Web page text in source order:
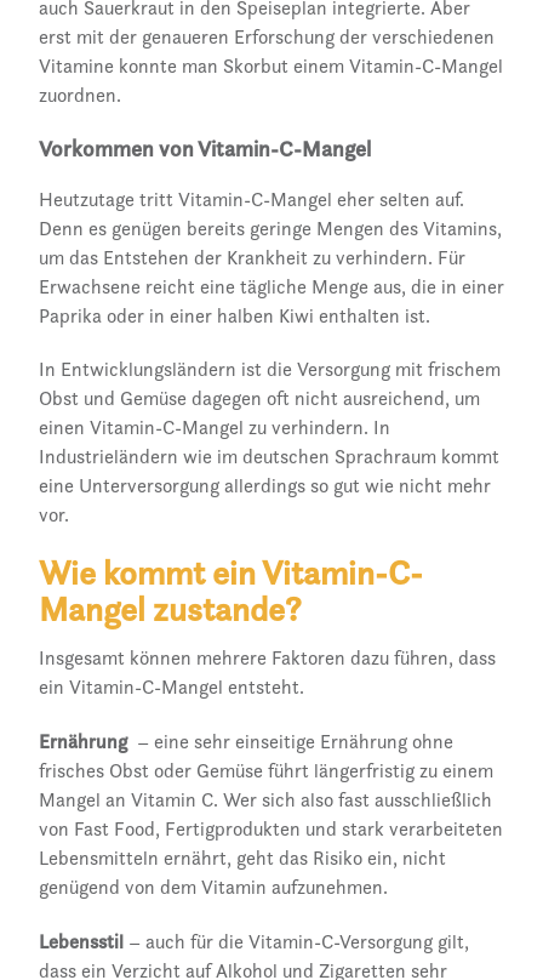
auch Sauerkraut in den Speiseplan integrierte. Aber
erst mit der genaueren Erforschung der verschiedenen
Vitamine konnte man Skorbut einem Vitamin-C-Mangel
zuordnen.
Vorkommen von Vitamin-C-Mangel
Heutzutage tritt Vitamin-C-Mangel eher selten auf.
Denn es genügen bereits geringe Mengen des Vitamins,
um das Entstehen der Krankheit zu verhindern. Für
Erwachsene reicht eine tägliche Menge aus, die in einer
Paprika oder in einer halben Kiwi enthalten ist.
In Entwicklungsländern ist die Versorgung mit frischem
Obst und Gemüse dagegen oft nicht ausreichend, um
einen Vitamin-C-Mangel zu verhindern. In
Industrieländern wie im deutschen Sprachraum kommt
eine Unterversorgung allerdings so gut wie nicht mehr
vor.
Wie kommt ein Vitamin-C-
Mangel zustande?
Insgesamt können mehrere Faktoren dazu führen, dass
ein Vitamin-C-Mangel entsteht.
Ernährung – eine sehr einseitige Ernährung ohne
frisches Obst oder Gemüse führt längerfristig zu einem
Mangel an Vitamin C. Wer sich also fast ausschließlich
von Fast Food, Fertigprodukten und stark verarbeiteten
Lebensmitteln ernährt, geht das Risiko ein, nicht
genügend von dem Vitamin aufzunehmen.
Lebensstil– auch für die Vitamin-C-Versorgung gilt,
dass ein Verzicht auf Alkohol und Zigaretten sehr